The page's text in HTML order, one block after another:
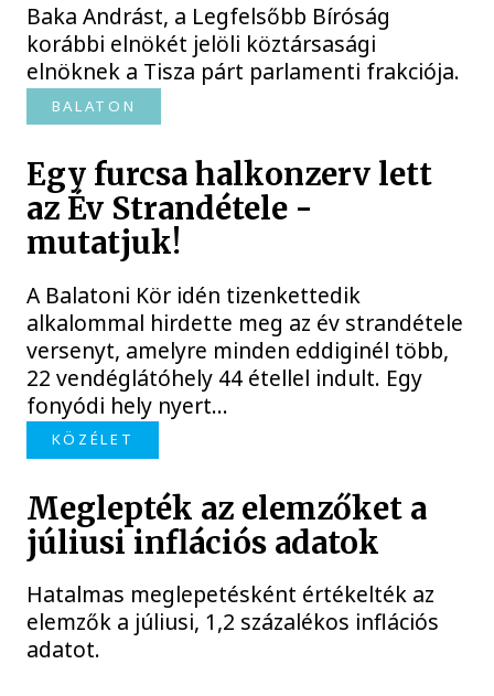
Baka Andrást, a Legfelsőbb Bíróság
korábbi elnökét jelöli köztársasági
elnöknek a Tisza párt parlamenti frakciója.
BALATON
Egy furcsa halkonzerv lett
az Év Strandétele -
mutatjuk!
A Balatoni Kör idén tizenkettedik
alkalommal hirdette meg az év strandétele
versenyt, amelyre minden eddiginél több,
22 vendéglátóhely 44 étellel indult. Egy
fonyódi hely nyert...
KÖZÉLET
Meglepték az elemzőket a
júliusi inflációs adatok
Hatalmas meglepetésként értékelték az
elemzők a júliusi, 1,2 százalékos inflációs
adatot.